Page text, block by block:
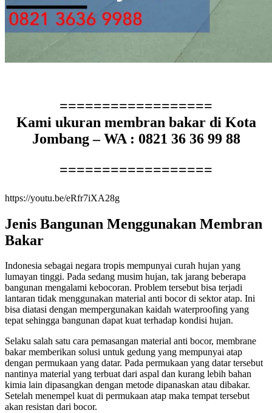
==================
Kami ukuran membran bakar di Kota
Jombang – WA : 0821 36 36 99 88
==================
https://youtu.be/eRfr7iXA28g
Jenis Bangunan Menggunakan Membran
Bakar
Indonesia sebagai negara tropis mempunyai curah hujan yang
lumayan tinggi. Pada sedang musim hujan, tak jarang beberapa
bangunan mengalami kebocoran. Problem tersebut bisa terjadi
lantaran tidak menggunakan material anti bocor di sektor atap. Ini
bisa diatasi dengan mempergunakan kaidah waterproofing yang
tepat sehingga bangunan dapat kuat terhadap kondisi hujan.
Selaku salah satu cara pemasangan material anti bocor, membrane
bakar memberikan solusi untuk gedung yang mempunyai atap
dengan permukaan yang datar. Pada permukaan yang datar tersebut
nantinya material yang terbuat dari aspal dan kurang lebih bahan
kimia lain dipasangkan dengan metode dipanaskan atau dibakar.
Setelah menempel kuat di permukaan atap maka tempat tersebut
akan resistan dari bocor.